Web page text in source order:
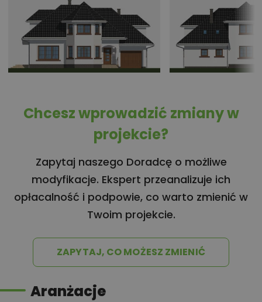
Chcesz wprowadzić zmiany w
projekcie?
Zapytaj naszego Doradcę o możliwe
modyfikacje. Ekspert przeanalizuje ich
opłacalność i podpowie, co warto zmienić w
Twoim projekcie.
ZAPYTAJ, CO MOŻESZ ZMIENIĆ
Aranżacje